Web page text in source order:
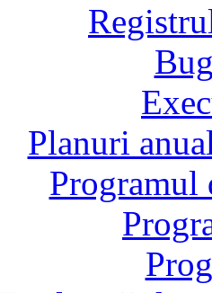
Planuri